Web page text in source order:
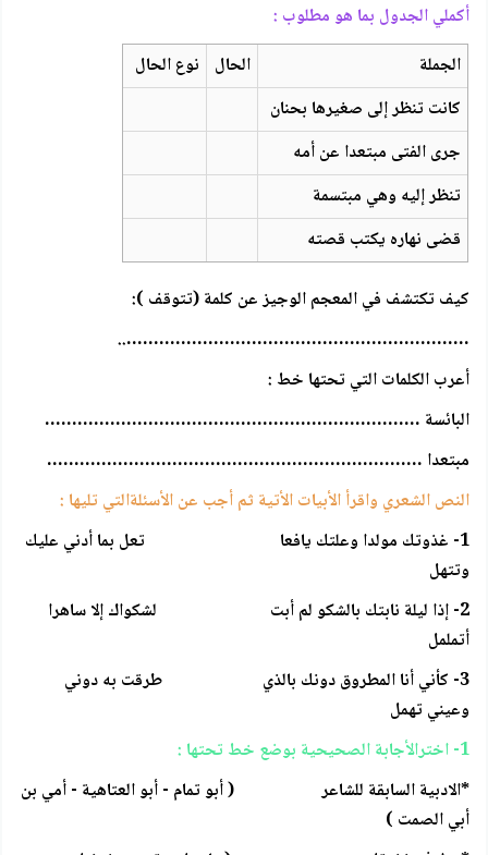
أكملي الجدول بما هو مطلوب :
الجملة
الحال نوع الحال
كانت تنظر إلى صغيرها بحنان
جرى الفتى مبتعدا عن أمه
تنظر إليه وهي مبتسمة
قضى نهاره يكتب قصته
كيف تكتشف في المعجم الوجيز عن كلمة (تتوقف ):
………………………………………………………..
أعرب الكلمات التي تحتها خط :
البائسة ……………………………………………………………
مبتعدا ……………………………………………………………
النص الشعري واقرأ الأبيات الأتية ثم أجب عن الأسئلةالتي تليها :
1- غذوتك مولدا وعلتك يافعا تعل بما أدني عليك
وتتهل
2- إذا ليلة نابتك بالشكو لم أبت لشكواك إلا ساهرا
أتململ
3- كأني أنا المطروق دونك بالذي طرقت به دوني
وعيني تهمل
1- اخترالأجابة الصحيحية بوضع خط تحتها :
*الادبية السابقة للشاعر ( أبو تمام - أبو العتاهية - أمي بن
أبي الصمت )